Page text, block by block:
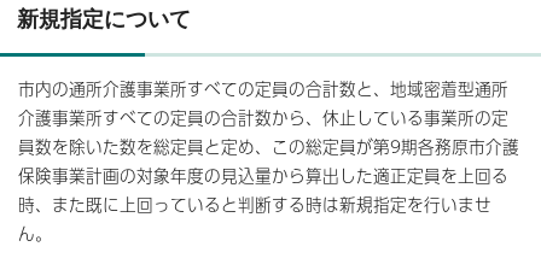
新規指定について
市内の通所介護事業所すべての定員の合計数と、地域密着型通所
介護事業所すべての定員の合計数から、休止している事業所の定
員数を除いた数を総定員と定め、この総定員が第9期各務原市介護
保険事業計画の対象年度の見込量から算出した適正定員を上回る
時、また既に上回っていると判断する時は新規指定を行いませ
ん。